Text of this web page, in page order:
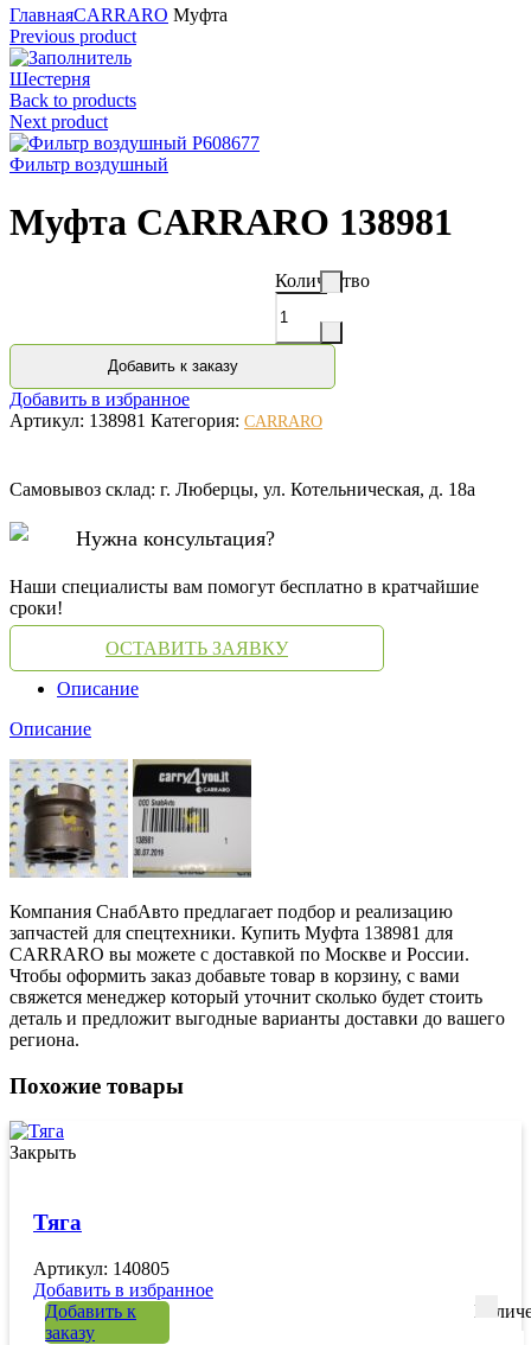
ГлавнаяCARRARO Муфта
Previous product
Шестерня
Back to products
Next product
Фильтр воздушный
Муфта CARRARO 138981
Количество
Добавить к заказу
Добавить в избранное
Артикул: 138981 Категория: CARRARO
Самовывоз склад: г. Люберцы, ул. Котельническая, д. 18а
Нужна консультация?
Наши специалисты вам помогут бесплатно в кратчайшие
сроки!
ОСТАВИТЬ ЗАЯВКУ
Описание
Описание
Компания СнабАвто предлагает подбор и реализацию
запчастей для спецтехники. Купить Муфта 138981 для
CARRARO вы можете с доставкой по Москве и России.
Чтобы оформить заказ добавьте товар в корзину, с вами
свяжется менеджер который уточнит сколько будет стоить
деталь и предложит выгодные варианты доставки до вашего
региона.
Похожие товары
Закрыть
Тяга
Артикул: 140805
Добавить в избранное
Добавить к
заказу